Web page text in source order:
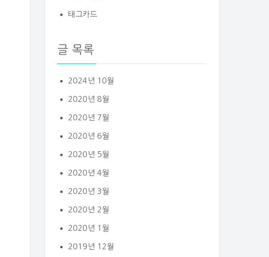
태그카드
글 목록
2024년 10월
2020년 8월
2020년 7월
2020년 6월
2020년 5월
2020년 4월
2020년 3월
2020년 2월
2020년 1월
2019년 12월